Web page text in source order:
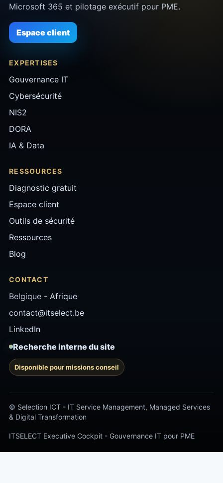
Microsoft 365 et pilotage exécutif pour PME.
Espace client
EXPERTISES
Gouvernance IT
Cybersécurité
NIS2
DORA
IA & Data
RESSOURCES
Diagnostic gratuit
Espace client
Outils de sécurité
Ressources
Blog
CONTACT
Belgique - Afrique
contact@itselect.be
LinkedIn
Recherche interne du site
Disponible pour missions conseil
© Selection ICT - IT Service Management, Managed Services
& Digital Transformation
ITSELECT Executive Cockpit - Gouvernance IT pour PME